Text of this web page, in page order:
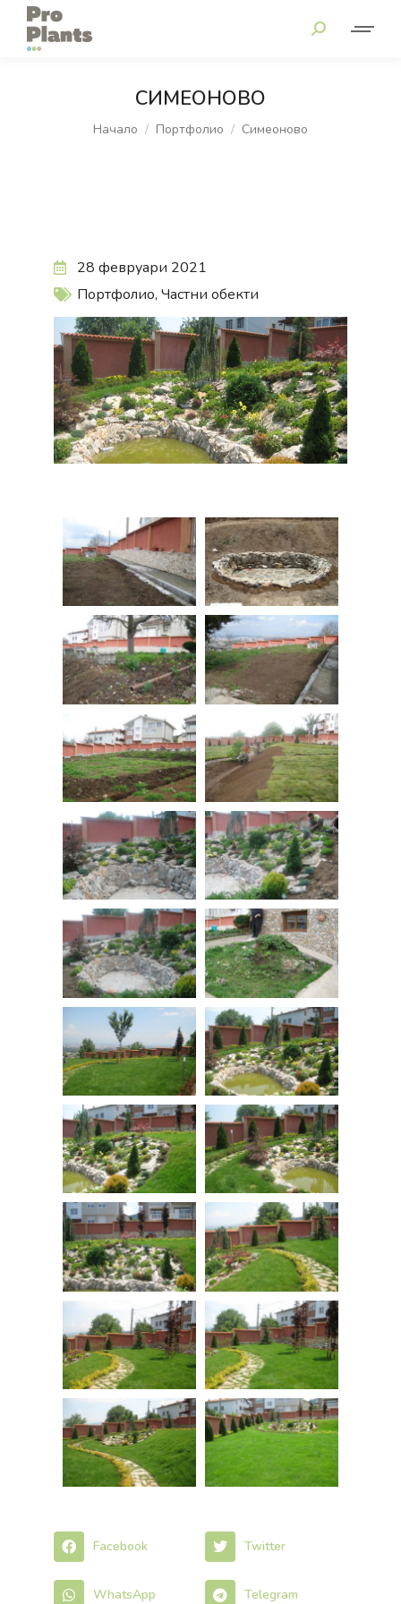
СИМЕОНОВО
You are here:
Начало Портфолио Симеоново
28 февруари 2021
Портфолио, Частни обекти
Facebook Twitter
WhatsApp Telegram